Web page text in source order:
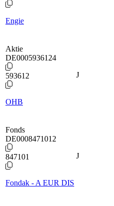
Engie
Aktie
DE0005936124
593612
OHB
J
Fonds
DE0008471012
847101
Fondak - A EUR DIS
J